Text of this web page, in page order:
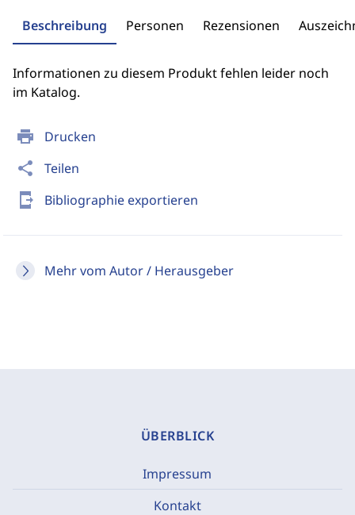
print Drucken
share Teilen
send_to_mobile Bibliographie exportieren
Mehr vom Autor / Herausgeber
Beschreibung Personen Rezensionen
Informationen zu diesem Produkt fehlen leider noch
im Katalog.
ÜBERBLICK
Impressum
Kontakt